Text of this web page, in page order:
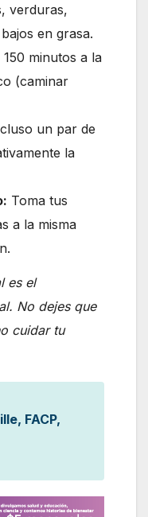
verduras,
en grasa.
minutos a la
(caminar
un par de
la
Toma tus
a la misma
es el
No dejes que
cuidar tu
FACP,